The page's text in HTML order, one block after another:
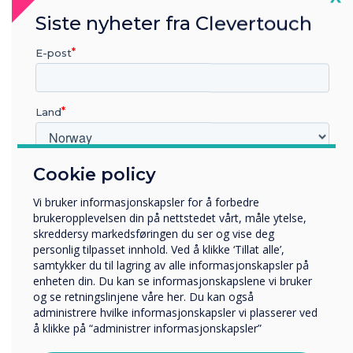
arbeidsbelastningen og minimerer presset på
lærerne, er bra for utdanningssystemet som
helhet.
Lærere som føler seg energiske og støttede, vil
holde seg lenger og gi studentene den beste
utdannelsen. En lykkelig lærer gir et bedre
læringsmiljø - så alle vinner.
Å bruke teknologi og
Cookie policy
Vi bruker informasjonskapsler for å forbedre
brukeropplevelsen din på nettstedet vårt, måle ytelse,
skreddersy markedsføringen du ser og vise deg
personlig tilpasset innhold. Ved å klikke ‘Tillat alle’,
samtykker du til lagring av alle informasjonskapsler på
enheten din. Du kan se informasjonskapslene vi bruker
og se retningslinjene våre her. Du kan også
administrere hvilke informasjonskapsler vi plasserer ved
å klikke på “administrer informasjonskapsler”
Siste nyheter fra Clevertouch
E-post
Land
Hvilken bransje jobber du i?
Företag
Övriga
Selskapets navn
Vi vil gjerne kontakte deg angående våre produkter og
tjenester via e-post, telefon eller post.